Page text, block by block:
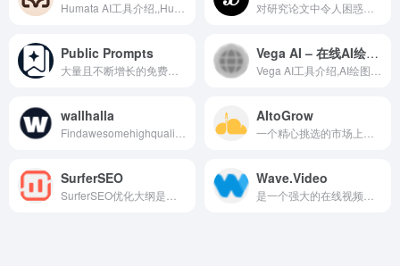
Public Prompts Vega AI – 在线AI绘画作图工具
wallhalla AItoGrow
SurferSEO Wave.Video